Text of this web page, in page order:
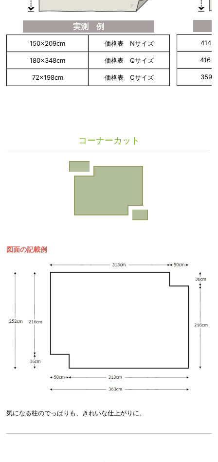
実測 例
150×209cm 価格表 Nサイズ
180×348cm 価格表 Qサイズ
72×198cm 価格表 Cサイズ
コーナーカット
図面の記載例
気になる柱のでっぱりも、きれいな仕上がりに。